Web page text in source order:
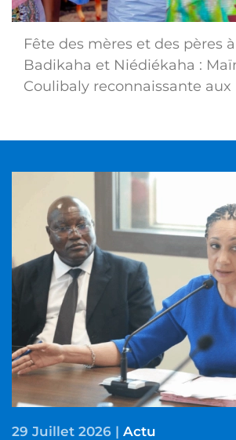
Fête des mères et des pères
Badikaha et Niédiékaha :
Coulibaly reconnaissante aux
29 Juillet 2026 | Actu